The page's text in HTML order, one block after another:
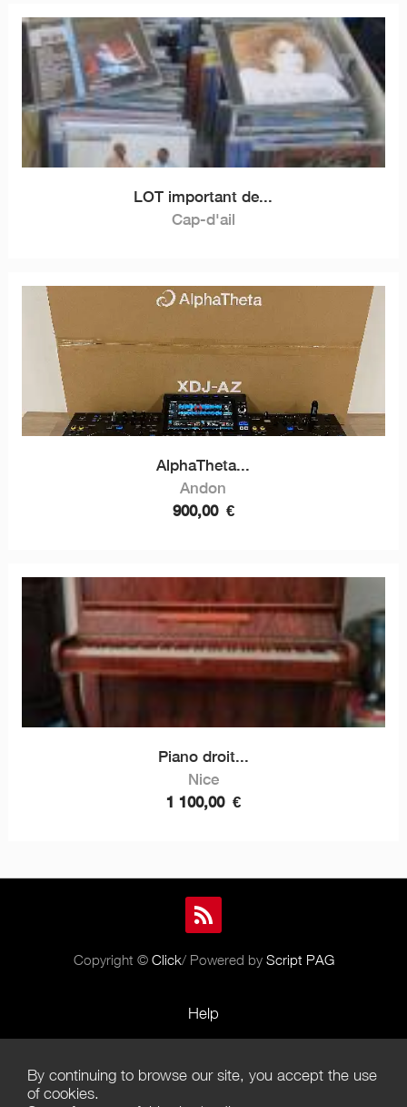
LOT important de...
Cap-d'ail
AlphaTheta...
Andon
900,00 €
Piano droit...
Nice
1 100,00 €
Copyright © Click/ Powered by Script PAG
Help
Terms of Use
By continuing to browse our site, you accept the use
of cookies.